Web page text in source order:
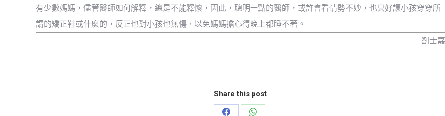
有少數媽媽，儘管醫師如何解釋，總是不能釋懷，因此，聰明一點的醫師，或許會看情勢不妙，也只好讓小孩穿穿所
謂的矯正鞋或什麼的，反正也對小孩也無傷，以免媽媽擔心得晚上都睡不著。
劉士嘉
Share this post